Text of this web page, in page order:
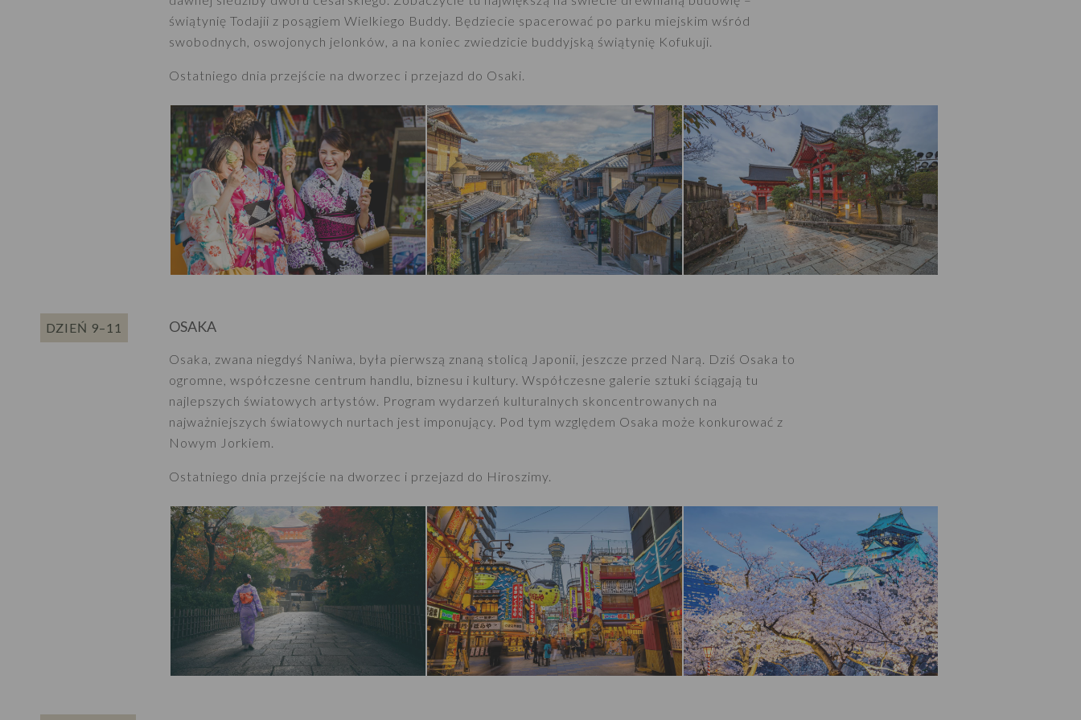
świątynię Todajii z posągiem Wielkiego Buddy. Będziecie spacerować po parku miejskim wśród
swobodnych, oswojonych jelonków, a na koniec zwiedzicie buddyjską świątynię Kofukuji.
Ostatniego dnia przejście na dworzec i przejazd do Osaki.
DZIEŃ 9–11 OSAKA
Osaka, zwana niegdyś Naniwa, była pierwszą znaną stolicą Japonii, jeszcze przed Narą. Dziś Osaka to
ogromne, współczesne centrum handlu, biznesu i kultury. Współczesne galerie sztuki ściągają tu
najlepszych światowych artystów. Program wydarzeń kulturalnych skoncentrowanych na
najważniejszych światowych nurtach jest imponujący. Pod tym względem Osaka może konkurować z
Nowym Jorkiem.
Ostatniego dnia przejście na dworzec i przejazd do Hiroszimy.